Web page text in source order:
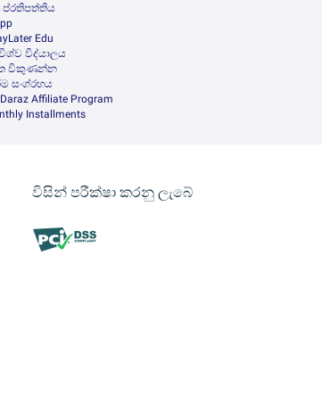
ප්රතිපත්තිය
Edu
විද්යාලය
විකුණන්න
සංග්රහය
Affiliate Program
Installments
විසින් පරීක්ෂා කරනු ලැබේ